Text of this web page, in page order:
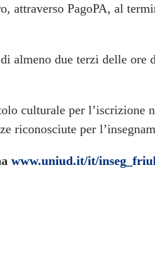
attraverso PagoPA, al
almeno due terzi delle ore
culturale per l’iscrizione
riconosciute per
www.uniud.it/it/